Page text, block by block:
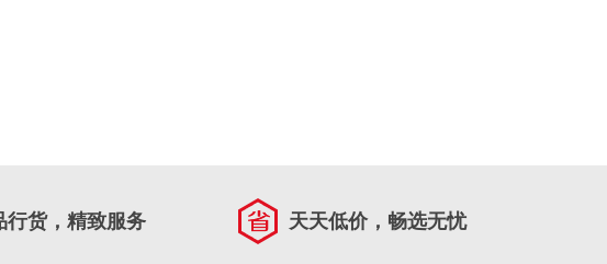
行货，精致服务 天天低价，畅选无忧